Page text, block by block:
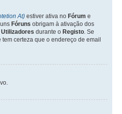
At) estiver ativa no Fórum e
Fóruns obrigam à ativação dos
Utilizadores durante o Registo. Se
certeza que o endereço de email